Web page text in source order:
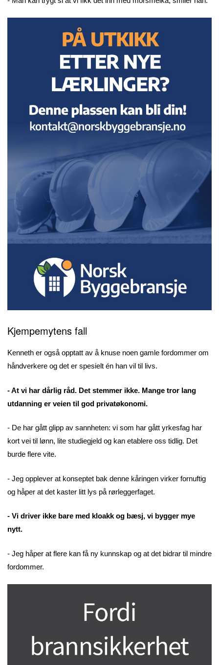
Kjempemytens fall
Kenneth er også opptatt av å knuse noen gamle fordommer om
håndverkere og det er spesielt én han vil til livs.
- At vi har dårlig råd. Det stemmer ikke. Mange tror lang
utdanning er veien til god privatøkonomi.
- De har gått glipp av sannheten: vi som har gått yrkesfag har
kort vei til lønn, lite studiegjeld og kan etablere oss tidlig. Det
burde flere vite.
- Jeg opplever at konseptet bak denne kåringen virker fornuftig
og håper at det kaster litt lys på rørleggerfaget.
- Vi driver ikke bare med kloakk og bæsj, vi bygger mye
nytt.
- Jeg håper at flere kan få ny kunnskap og at det bidrar til mindre
fordommer.